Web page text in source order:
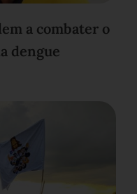
a combater o
dengue